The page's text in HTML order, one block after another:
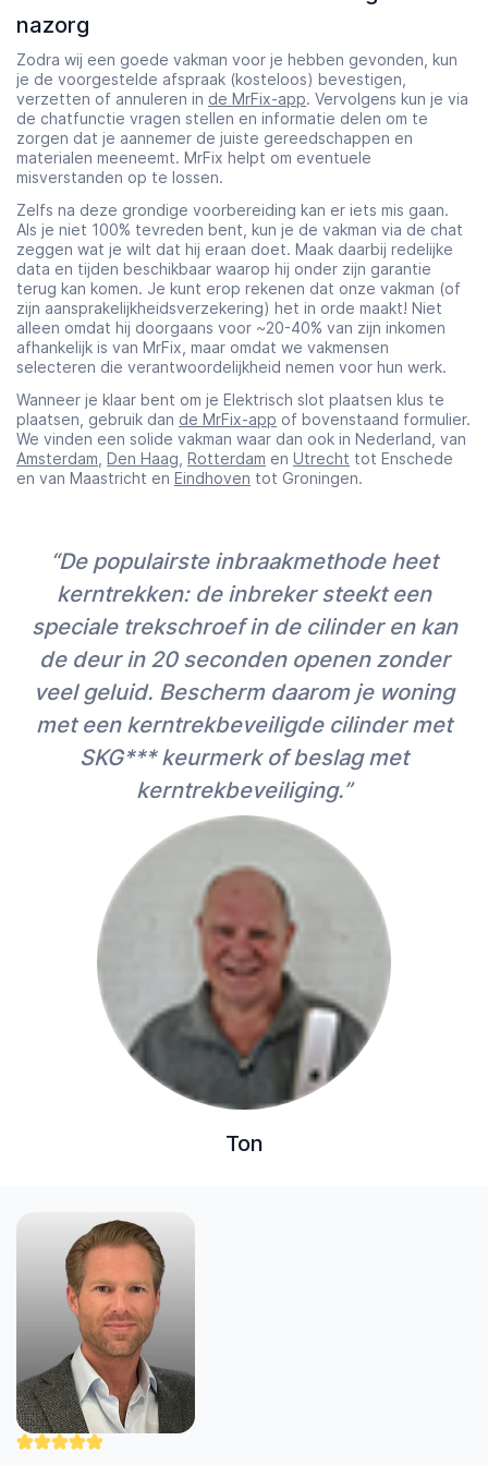
nazorg
Zodra wij een goede vakman voor je hebben gevonden, kun
je de voorgestelde afspraak (kosteloos) bevestigen,
verzetten of annuleren in de MrFix-app. Vervolgens kun je via
de chatfunctie vragen stellen en informatie delen om te
zorgen dat je aannemer de juiste gereedschappen en
materialen meeneemt. MrFix helpt om eventuele
misverstanden op te lossen.
Zelfs na deze grondige voorbereiding kan er iets mis gaan.
Als je niet 100% tevreden bent, kun je de vakman via de chat
zeggen wat je wilt dat hij eraan doet. Maak daarbij redelijke
data en tijden beschikbaar waarop hij onder zijn garantie
terug kan komen. Je kunt erop rekenen dat onze vakman (of
zijn aansprakelijkheidsverzekering) het in orde maakt! Niet
alleen omdat hij doorgaans voor ~20-40% van zijn inkomen
afhankelijk is van MrFix, maar omdat we vakmensen
selecteren die verantwoordelijkheid nemen voor hun werk.
Wanneer je klaar bent om je Elektrisch slot plaatsen klus te
plaatsen, gebruik dan de MrFix-app of bovenstaand formulier.
We vinden een solide vakman waar dan ook in Nederland, van
Amsterdam Den Haag Rotterdam en Utrecht tot Enschede
en van Maastricht en Eindhoven tot Groningen.
“De populairste inbraakmethode heet
kerntrekken: de inbreker steekt een
speciale trekschroef in de cilinder en kan
de deur in 20 seconden openen zonder
veel geluid. Bescherm daarom je woning
met een kerntrekbeveiligde cilinder met
SKG*** keurmerk of beslag met
kerntrekbeveiliging.”
Ton
"Nick werkt zorgvuldig en professioneel. Hij